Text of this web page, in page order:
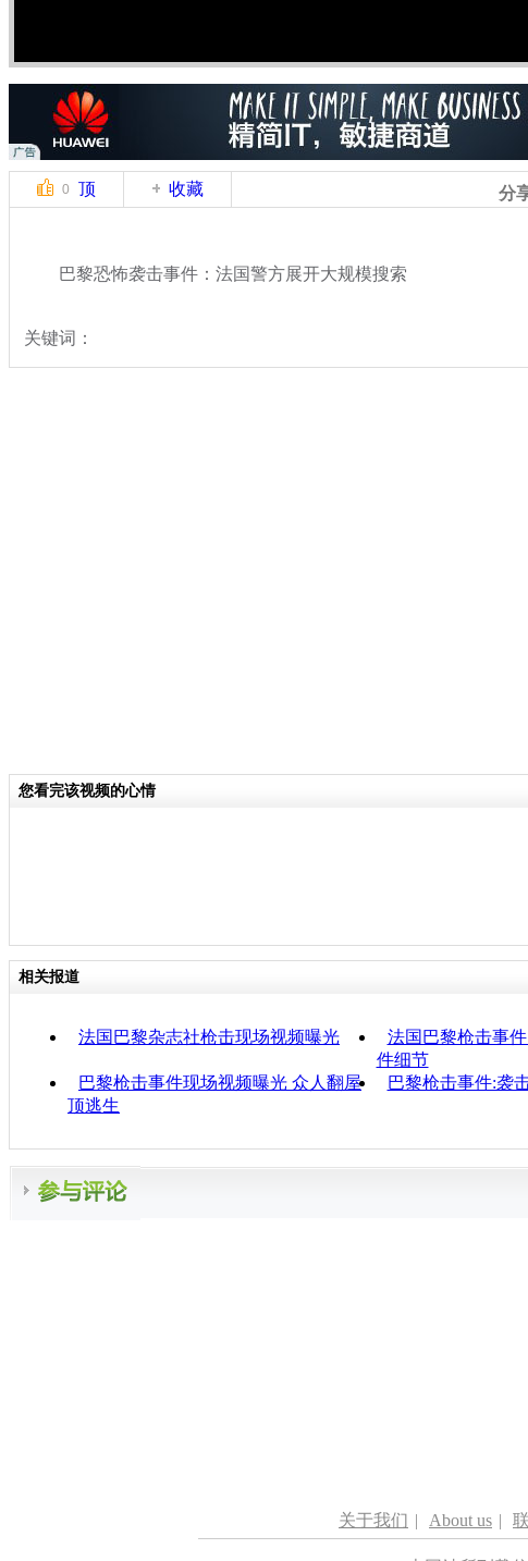
0 顶 收藏 分
巴黎恐怖袭击事件：法国警方展开大规模搜索
关键词：
您看完该视频的心情
相关报道
法国巴黎杂志社枪击现场视频曝光
法国巴黎枪击事
件细节
巴黎枪击事件现场视频曝光 众人翻屋
顶逃生
巴黎枪击事件:袭
关于我们 | About us |